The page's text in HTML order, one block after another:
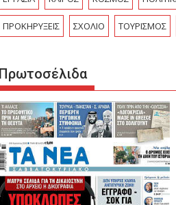
ΠΡΟΚΗΡΥΞΕΙΣ ΣΧΟΛΙΟ ΤΟΥΡΙΣΜΟΣ
Πρωτοσέλιδα